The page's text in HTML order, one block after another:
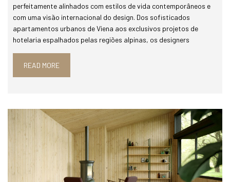
perfeitamente alinhados com estilos de vida contemporâneos e
com uma visão internacional do design. Dos sofisticados
apartamentos urbanos de Viena aos exclusivos projetos de
hotelaria espalhados pelas regiões alpinas, os designers
READ MORE